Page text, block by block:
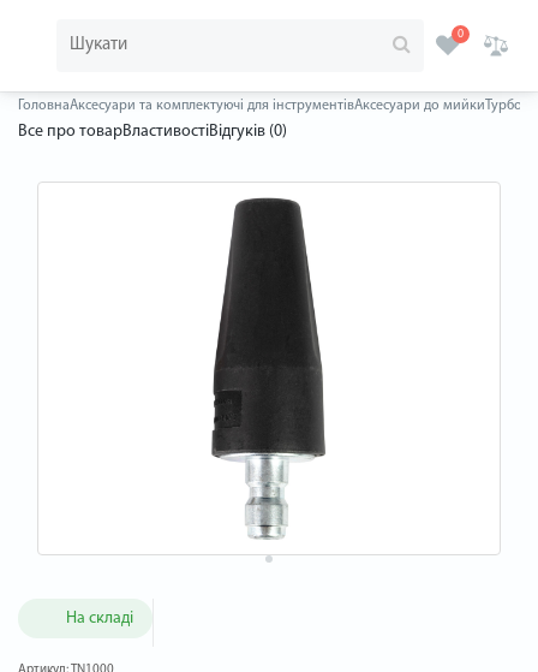
0
ГоловнаАксесуари та комплектуючі для інструментівАксесуари до мийки
Все про товарВластивостіВідгуків (0)
На складі